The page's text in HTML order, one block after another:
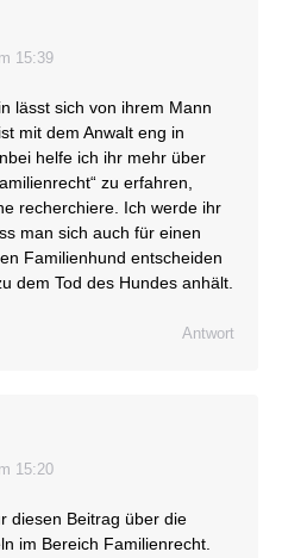
15:39
lässt sich von ihrem Mann
mit dem Anwalt eng in
helfe ich ihr mehr über
zu erfahren,
recherchiere. Ich werde ihr
man sich auch für einen
Familienhund entscheiden
dem Tod des Hundes anhält.
Antwort
15:20
diesen Beitrag über die
im Bereich Familienrecht.